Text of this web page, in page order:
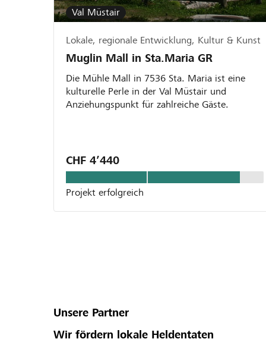
Val Müstair
Lokale, regionale Entwicklung, Kultur & Kunst
Muglin Mall in Sta.Maria GR
Die Mühle Mall in 7536 Sta. Maria ist eine
kulturelle Perle in der Val Müstair und
Anziehungspunkt für zahlreiche Gäste.
CHF 4’440
Projekt erfolgreich
Unsere Partner
Wir fördern lokale Heldentaten